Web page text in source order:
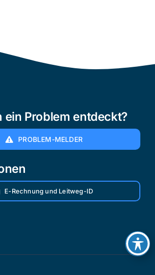
ein Problem entdeckt?
PROBLEM-MELDER
E-Rechnung und Leitweg-ID